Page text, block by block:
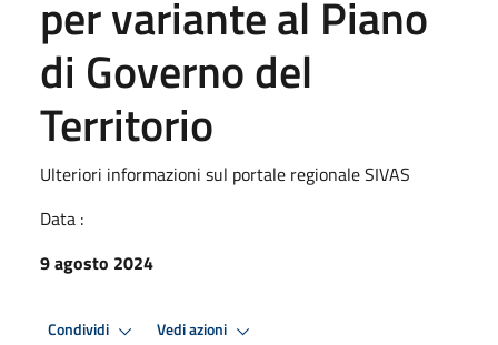
per variante al Piano
di Governo del
Territorio
Ulteriori informazioni sul portale regionale SIVAS
Data :
9 agosto 2024
Condividi Vedi azioni